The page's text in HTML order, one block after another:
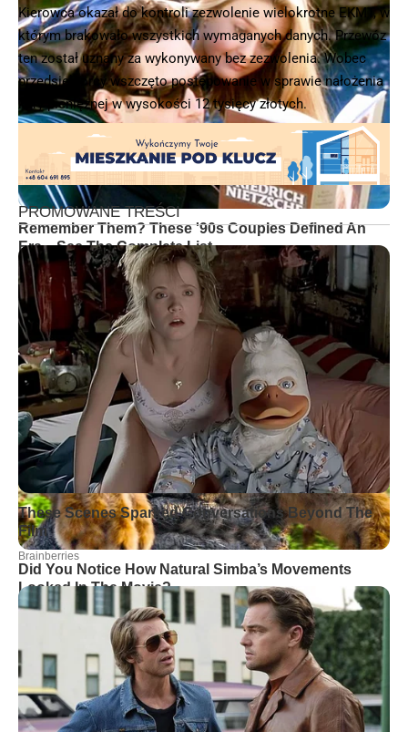
Kierowca okazał do kontroli zezwolenie wielokrotne EKMT, w
którym brakowało wszystkich wymaganych danych. Przewóz
ten został uznany za wykonywany bez zezwolenia. Wobec
przedsiębiorcy wszczęto postępowanie w sprawie nałożenia
kary pieniężnej w wysokości 12 tysięcy złotych.